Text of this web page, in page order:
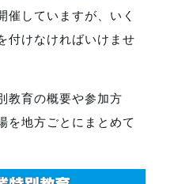
催していますが、いく
付けなければいけませ
教育の概要や参加方
を地方ごとにまとめて